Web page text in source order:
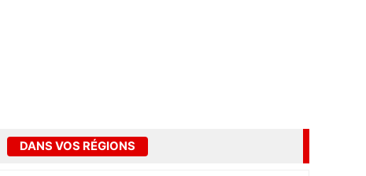
DANS VOS RÉGIONS